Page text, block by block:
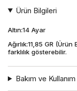
Ürün Bilgileri
Altın:14 Ayar
Ağırlık:11,85 GR
farklılık gösterebilir.
Bakım ve